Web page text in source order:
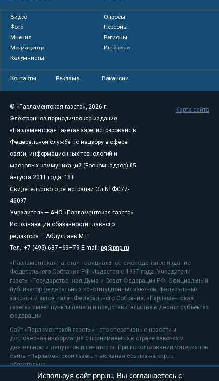
Видео
Опросы
Фото
Персоны
Мнения
Регионы
Медиацентр
Интервью
Колумнисты
Контакты Реклама Вакансии
© «Парламентская газета», 2026 г.
Электронное периодическое издание
«Парламентская газета» зарегистрировано в
Федеральной службе по надзору в сфере
связи, информационных технологий и
массовых коммуникаций (Роскомнадзор) 05
августа 2011 года. 18+
Свидетельство о регистрации Эл № ФС77-
46097
Учредитель — АНО «Парламентская газета»
Исполняющий обязанности главного
редактора — Абдуллаев М.Р.
Тел.: +7 (495) 637–69–79 E-mail: pg@pnp.ru
«Парламентская газета» - официальное еженедельное издание
Федерального Собрания РФ. Издается с 1997 года. Учредители
газеты - Государственная Дума и Совет Федерации РФ. Официальный
публикатор федеральных конституционных законов, федеральных
законов и актов палат Федерального Собрания. «Парламентская
газета» имеет пункты печати и представительства в десяти субъектах
федерации.
Сайт «Парламентской газеты» - это оперативные новости и
достоверная информация о принимаемых в стране законах и
деятельности депутатов и сенаторов. При использовании материалов
сайта «Парламентской газеты» активная ссылка на pnp.ru
обязательна.
На информационном ресурсе применяютсярекомендательные
Карта сайта
Используя сайт pnp.ru, Вы соглашаетесь с